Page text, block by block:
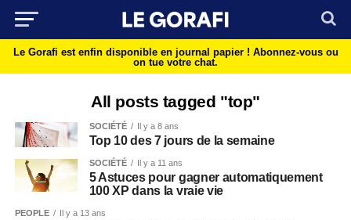
Le Gorafi est enfin disponible en journal papier ! Abonnez-vous ou
on tue votre chat.
All posts tagged "top"
SOCIÉTÉ Il y a 8 ans
Top 10 des 7 jours de la semaine
SOCIÉTÉ Il y a 11 ans
5 Astuces pour gagner automatiquement
100 XP dans la vraie vie
PEOPLE Il y a 13 ans